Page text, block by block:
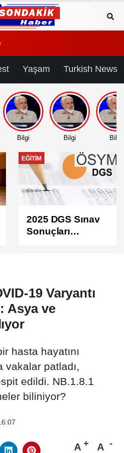
Yaşam Turkish News
Bilgi Bilgi Bilgi
EĞITIM
2025 DGS Sınav
Sonuçları
19 Varyantı
Asya ve
hasta hayatını
vakalar patladı,
edildi. NB.1.8.1
biliniyor?
A A